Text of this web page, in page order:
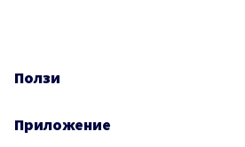
Ползи
Приложение